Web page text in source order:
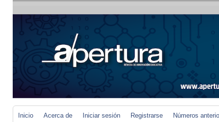
Inicio Acerca de Iniciar sesión Registrarse Números